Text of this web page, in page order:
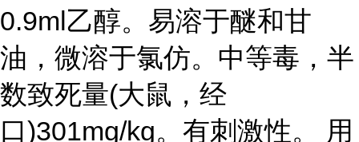
0.9ml乙醇。易溶于醚和甘
油，微溶于氯仿。中等毒，半
数致死量(大鼠，经
口)301mg/kg。有刺激性。 用